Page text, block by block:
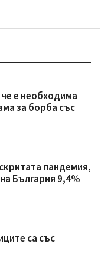
е необходима
за борба със
пандемия,
България 9,4%
са със